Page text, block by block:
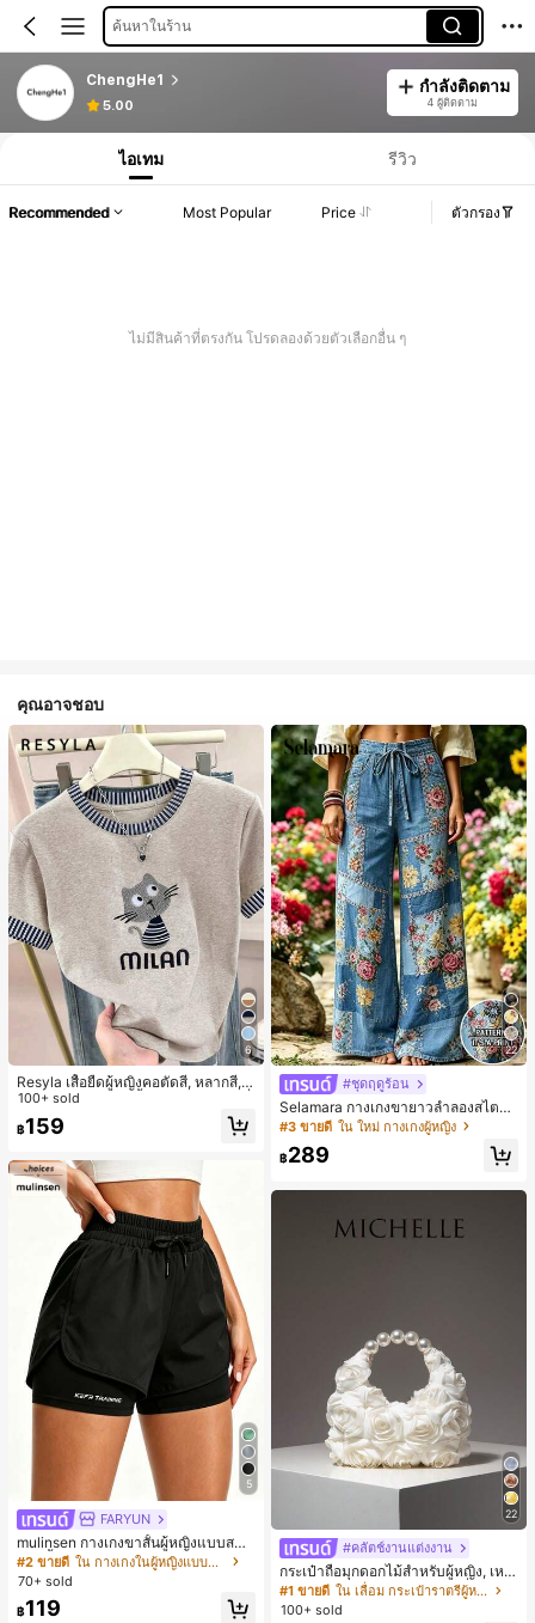
ค้นหาในร้าน
ChengHe1
5.00
กำลังติดตาม
4 ผู้ติดตาม
ไอเทม รีวิว
Recommended Most Popular Price ตัวกรอง
ไม่มีสินค้าที่ตรงกัน โปรดลองด้วยตัวเลือกอื่น ๆ
คุณอาจชอบ
6
Resyla เสื้อยืดผู้หญิงคอตัดสี, หลากสี, ล
ายพิมพ์แมวน่ารัก, เสื้อสำหรับออกไปเที่
ยวฤดูร้อน, ดีไซน์กราฟิก, ความรู้สึกพรีเ
มียม, ลำลองอเนกประสงค์, สวมใส่ประ
เสื้อผ้ากลางแจ้ง
100+ sold
฿159
5
FARYUN
mulinsen กางเกงขาสั้นผู้หญิงแบบสบา
ยๆ สีพื้น หลวม อเนกประสงค์ กางเกงขา
สั้นกีฬา 2-In-1 สำหรับวิ่ง ฟิตเนส และก
ารฝึกซ้อมกีฬาในฤดูร้อน
#2 ขายดี
ใน กางเกงในผู้หญิงแบบแอคทีฟ
70+ sold
฿119
22
#ชุดฤดูร้อน
Selamara กางเกงขายาวลำลองสไตล์โ
บฮีเมียนสำหรับพักผ่อน สีกากี ผิวสัมผัส
มีเท็กซ์เจอร์ เอวสูงทรงหลวม เอวยางยืด
พร้อมเชือกรูด ทรงขาตรงทิ้งตัว ขากว้า
ดินทาง
#3 ขายดี ใน ใหม่ กางเกงผู้หญิง
฿289
22
#คลัตช์งานแต่งงาน
กระเป๋าถือมุกดอกไม้สำหรับผู้หญิง, เหม
าะสำหรับชุดราตรี, ชุดบอล, เครื่องประ
ดับงานแต่งงาน, กระเป๋าสตางค์สุภาพส
#1 ขายดี
ใน เลื่อม กระเป๋าราตรีผู้หญิง
100+ sold